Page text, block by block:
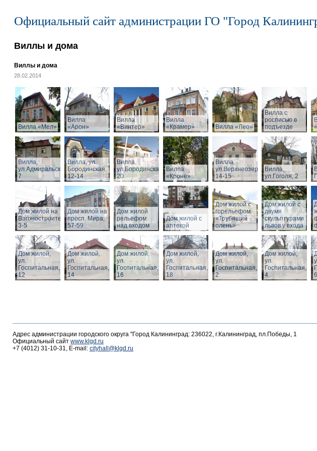
Официальный сайт администрации ГО "Город
Виллы и дома
Виллы и дома
28.02.2014
Вилла «Мел»
Вилла
«Арон»
Вилла
«Винтер»
Вилла
«Крамер»
Вилла «Лео»
Вилла с
росписью в
подъезде
Вилла,
ул.Адмиральская,
7
Вилла, ул.
Бородинская,
12-14
Вилла,
ул.Бородинская,
20
Вилла
«Кроне»
Вилла,
ул.Верхнеозерная,
14-15
Вилла,
ул.Гоголя, 2
Дом жилой на
Вагоностроительной
3-5
Дом жилой на
просп. Мира,
57-59
Дом жилой
рельефом
над входом
Дом жилой с
аптекой
Дом жилой с
горельефом
«Трубящий
олень»
Дом жилой с
двумя
скульптурами
львов у входа
Дом жилой,
ул.
Госпитальная,
12
Дом жилой,
ул.
Госпитальная,
14
Дом жилой,
ул.
Госпитальная,
16
Дом жилой,
ул.
Госпитальная,
18
Дом жилой,
ул.
Госпитальная,
2
Дом жилой,
ул.
Госпитальная,
4
Адрес администрации городского округа "Город Калининград: 236022, г.Калининград, пл.Победы, 1
Официальный сайт www.klgd.ru
+7 (4012) 31-10-31, E-mail: cityhall@klgd.ru